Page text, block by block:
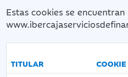
Estas cookies se
TITULAR COOKIE